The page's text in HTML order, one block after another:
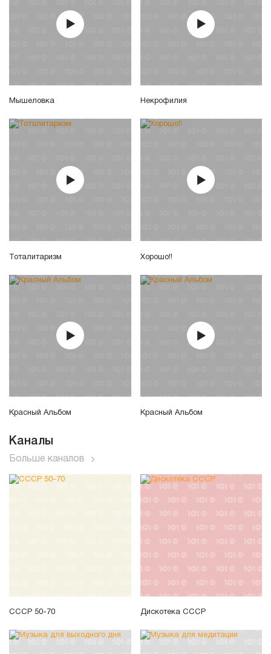
Мышеловка Некрофилия
Тоталитаризм Хорошо!!
Красный Альбом Красный Альбом
Каналы
Больше каналов
СССР 50-70 Дискотека СССР